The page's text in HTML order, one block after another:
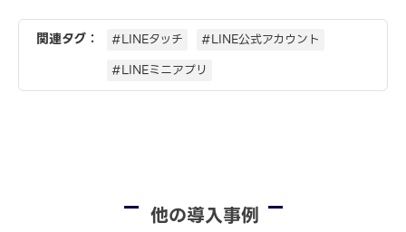
関連タグ： #LINEタッチ
#LINE公式アカウント
#LINEミニアプリ
他の導入事例